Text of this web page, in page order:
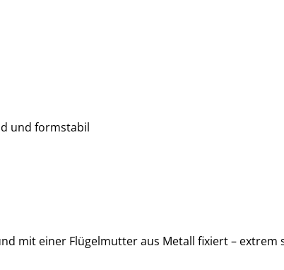
und formstabil
mit einer Flügelmutter aus Metall fixiert –